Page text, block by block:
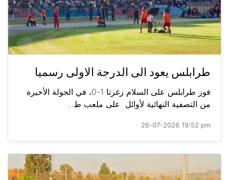
طرابلس يعود الى الدرجة الاولى رسميا
فوز طرابلس على السلام زغرتا 1-0، في الجولة الأخيرة
من التصفية النهائية لأوائل على ملعب ط...
26-07-2026 19:52 pm